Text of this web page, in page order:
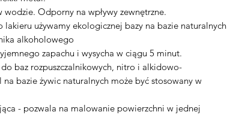
wodzie. Odporny na wpływy zewnętrzne.
lakieru używamy ekologicznej bazy na bazie naturalnych
alkoholowego
zapachu i wysycha w ciągu 5 minut.
baz rozpuszczalnikowych, nitro i alkidowo-
bazie żywic naturalnych może być stosowany w
- pozwala na malowanie powierzchni w jednej